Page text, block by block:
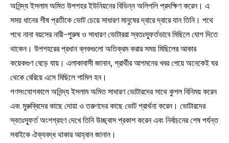
অনিন্দ্য ইসলাম অমিত উপশহর ইউনিয়নের বিভিন্ন অলিগলি প্রদক্ষিণ করেন। এ
সময় ধানের শীষ প্রতীকে ভোট চেয়ে সাধারণ মানুষের দ্বারে দ্বারে যান তিনি। পথে
পথে নানা বয়সের নারী-পুরুষ ও সাধারণ ভোটাররা স্বতঃস্ফূর্তভাবে মিছিলে যোগ দিতে
থাকেন। উপশহরের প্রধান ব্লকগুলো অতিক্রম করার সময় মিছিলের আকার
কয়েকগুণ বেড়ে যায়। এলাকাবাসী জানান, প্রার্থীর আগমনের খবর পেয়ে অনেকেই ঘর
থেকে বেরিয়ে এসে মিছিলে শামিল হন।
গণসংযোগকালে অনিন্দ্য ইসলাম অমিত সাধারণ ভোটারদের সাথে কুশল বিনিময় করেন
এবং মুরুব্বিদের কাছে দোয়া ও তরুণদের কাছে ভোট প্রার্থনা করেন। ভোটারদের
স্বতঃস্ফূর্ত অংশগ্রহণ দেখে তিনি উচ্ছ্বাস প্রকাশ করেন এবং নির্বাচনের শেষ পর্যন্ত
সবাইকে ঐক্যবদ্ধ থাকার আহ্বান জানান।